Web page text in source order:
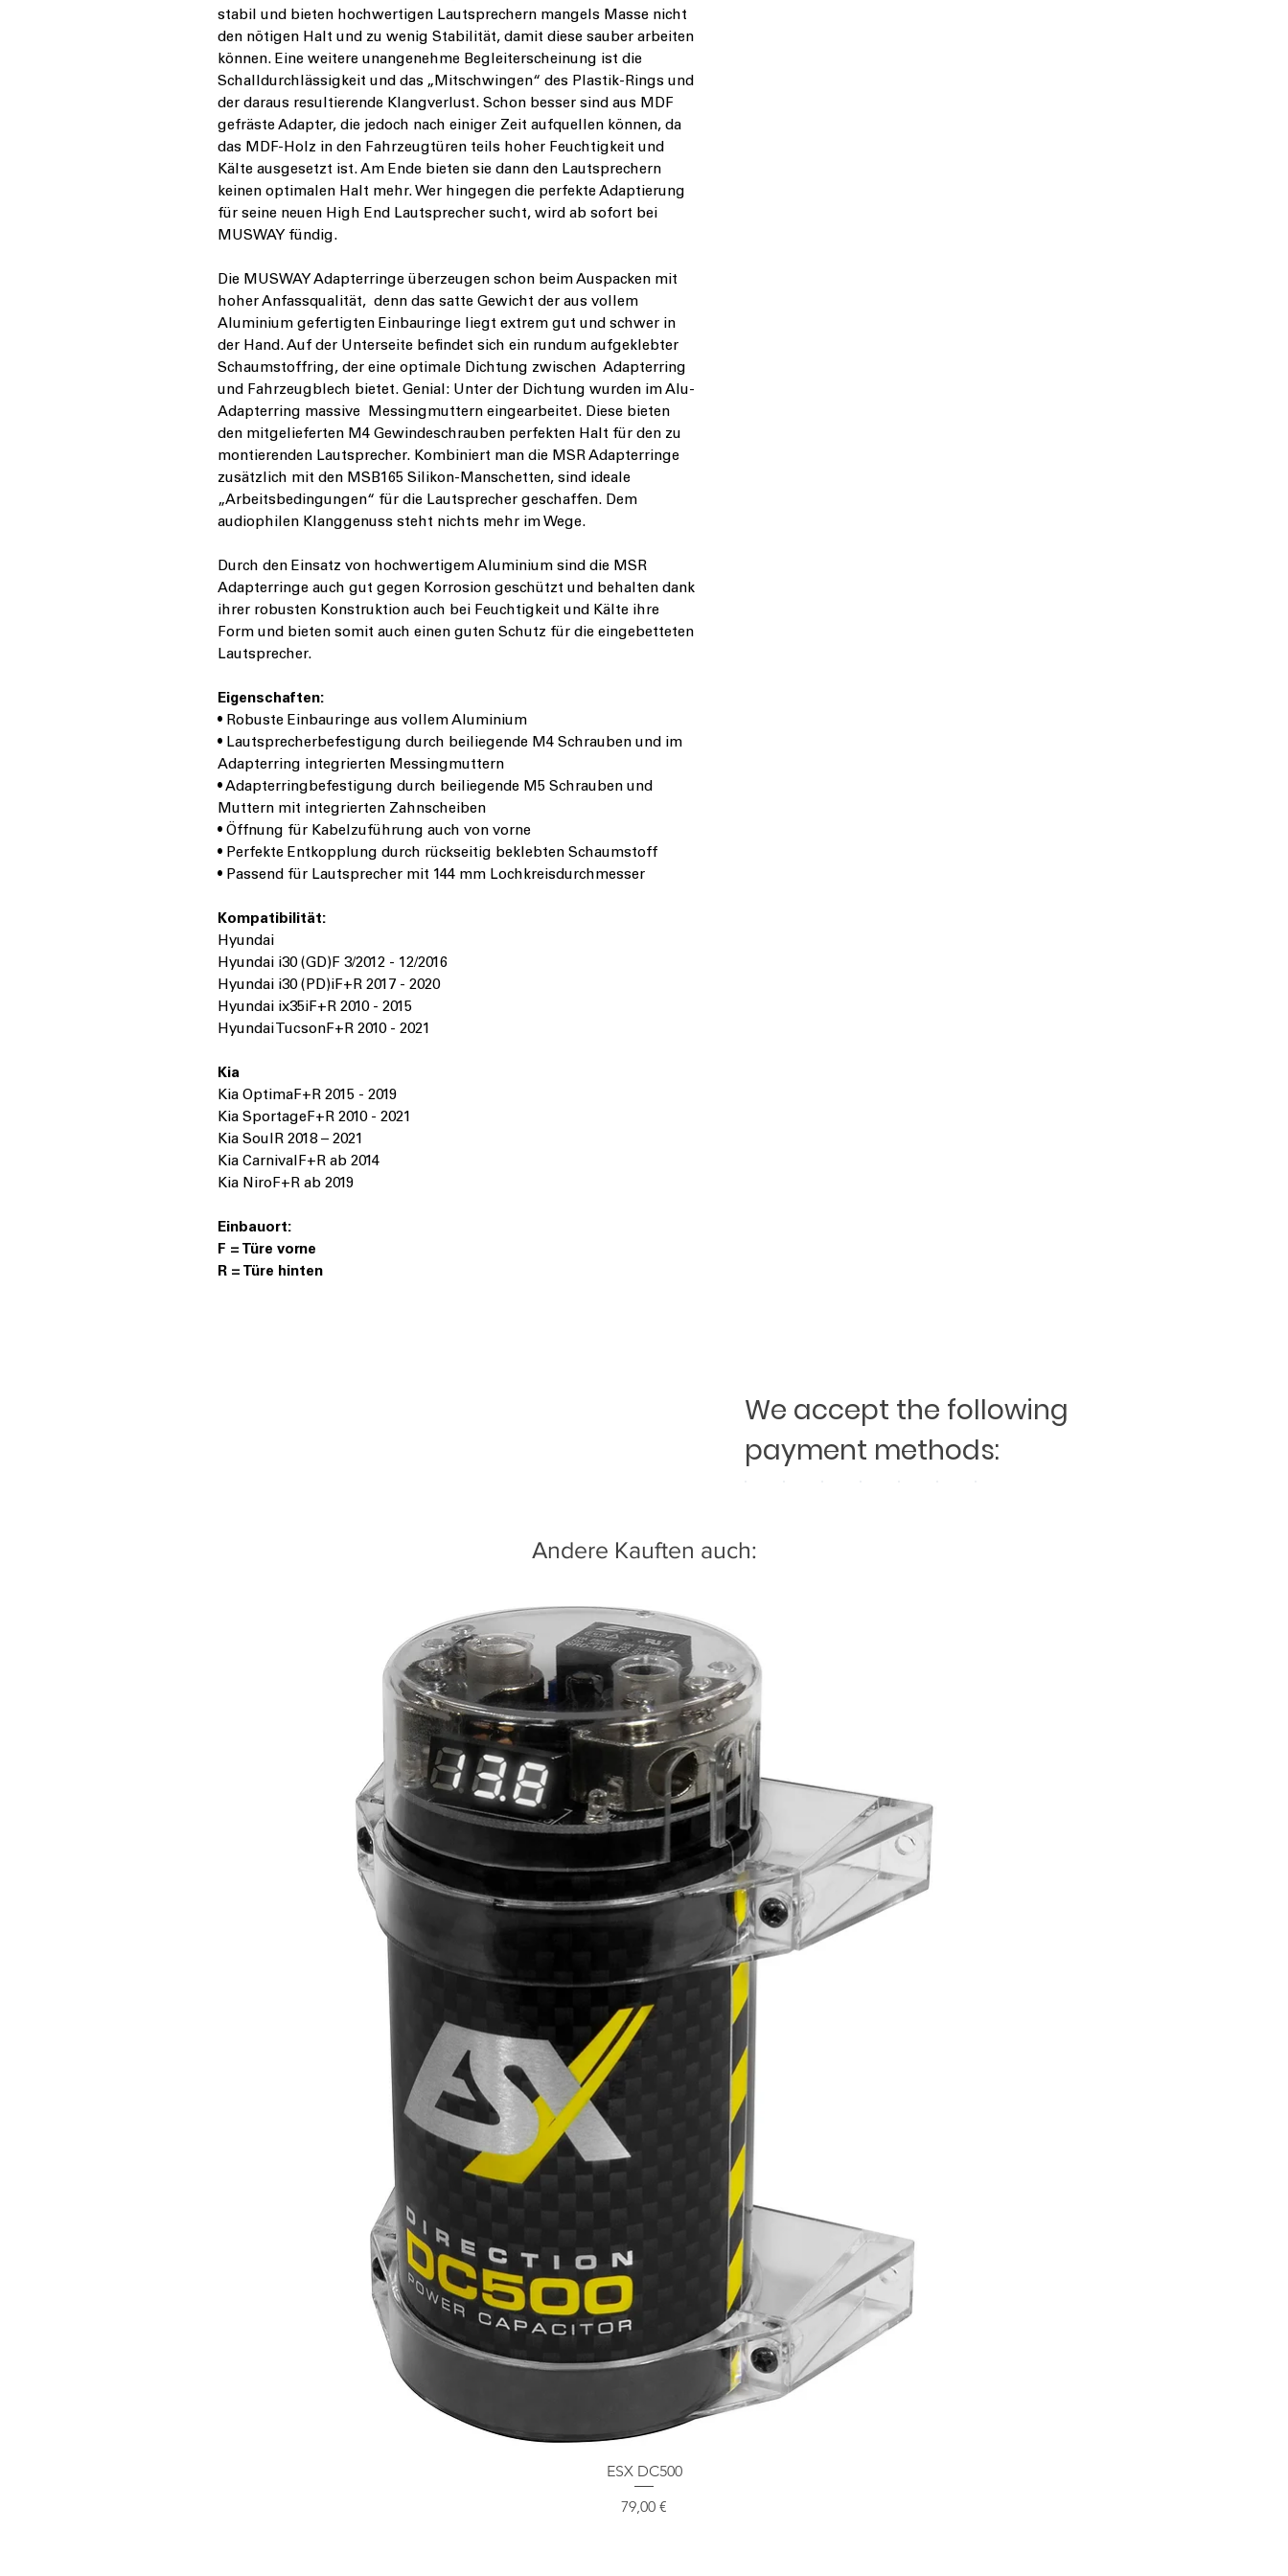
stabil und bieten hochwertigen Lautsprechern mangels Masse nicht
den nötigen Halt und zu wenig Stabilität, damit diese sauber arbeiten
können. Eine weitere unangenehme Begleiterscheinung ist die
Schalldurchlässigkeit und das „Mitschwingen“ des Plastik-Rings und
der daraus resultierende Klangverlust. Schon besser sind aus MDF
gefräste Adapter, die jedoch nach einiger Zeit aufquellen können, da
das MDF-Holz in den Fahrzeugtüren teils hoher Feuchtigkeit und
Kälte ausgesetzt ist. Am Ende bieten sie dann den Lautsprechern
keinen optimalen Halt mehr. Wer hingegen die perfekte Adaptierung
für seine neuen High End Lautsprecher sucht, wird ab sofort bei
MUSWAY fündig.
Die MUSWAY Adapterringe überzeugen schon beim Auspacken mit
hoher Anfassqualität, denn das satte Gewicht der aus vollem
Aluminium gefertigten Einbauringe liegt extrem gut und schwer in
der Hand. Auf der Unterseite befindet sich ein rundum aufgeklebter
Schaumstoffring, der eine optimale Dichtung zwischen Adapterring
und Fahrzeugblech bietet. Genial: Unter der Dichtung wurden im Alu-
Adapterring massive Messingmuttern eingearbeitet. Diese bieten
den mitgelieferten M4 Gewindeschrauben perfekten Halt für den zu
montierenden Lautsprecher. Kombiniert man die MSR Adapterringe
zusätzlich mit den MSB165 Silikon-Manschetten, sind ideale
„Arbeitsbedingungen“ für die Lautsprecher geschaffen. Dem
audiophilen Klanggenuss steht nichts mehr im Wege.
Durch den Einsatz von hochwertigem Aluminium sind die MSR
Adapterringe auch gut gegen Korrosion geschützt und behalten dank
ihrer robusten Konstruktion auch bei Feuchtigkeit und Kälte ihre
Form und bieten somit auch einen guten Schutz für die eingebetteten
Lautsprecher.
Eigenschaften:
• Robuste Einbauringe aus vollem Aluminium
• Lautsprecherbefestigung durch beiliegende M4 Schrauben und im
Adapterring integrierten Messingmuttern
• Adapterringbefestigung durch beiliegende M5 Schrauben und
Muttern mit integrierten Zahnscheiben
• Öffnung für Kabelzuführung auch von vorne
• Perfekte Entkopplung durch rückseitig beklebten Schaumstoff
• Passend für Lautsprecher mit 144 mm Lochkreisdurchmesser
Kompatibilität:
Hyundai
Hyundai i30 (GD)F 3/2012 - 12/2016
Hyundai i30 (PD)iF+R 2017 - 2020
Hyundai ix35iF+R 2010 - 2015
Hyundai TucsonF+R 2010 - 2021
Kia
Kia OptimaF+R 2015 - 2019
Kia SportageF+R 2010 - 2021
Kia SoulR 2018 – 2021
Kia CarnivalF+R ab 2014
Kia NiroF+R ab 2019
Einbauort:
F = Türe vorne
R = Türe hinten
We accept the following
payment methods:
Andere Kauften auch:
Schnellansicht
ESX DC500
Preis
79,00 €